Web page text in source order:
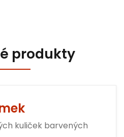
produkty
kuliček barvených